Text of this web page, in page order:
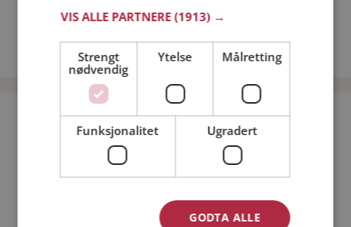
Menn fra Røyrvik
Date menn i Norge
Bli medlem gratis!
Kvinne
VIS ALLE PARTNERE(1913) →
Strengt
nødvendig
Ytelse Målretting
Funksjonalitet Ugradert
GODTA ALLE